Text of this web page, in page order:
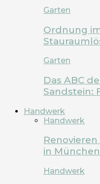
Garten
Ordnung
Garten
Das ABC
Sandstein:
Handwerk
Handwerk
in
Handwerk